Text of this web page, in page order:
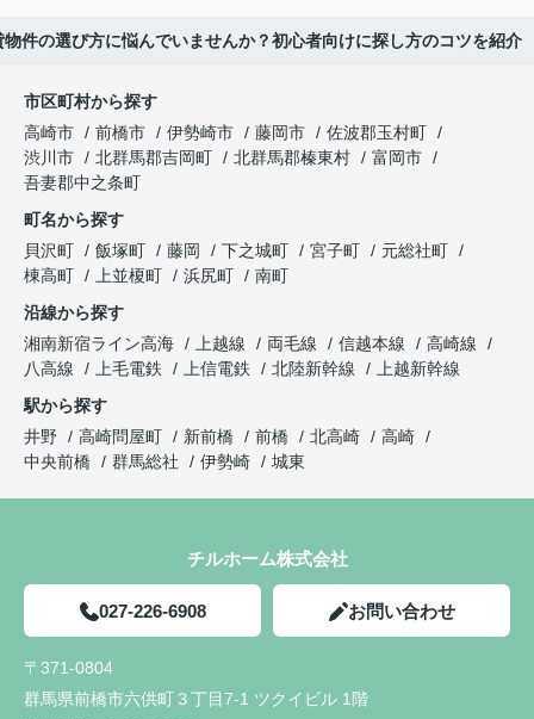
件の選び方に悩んでいませんか？初心者向けに探し方のコツを紹介
市区町村から探す
高崎市
前橋市 伊勢崎市 藤岡市
佐波郡玉村町
渋川市
北群馬郡吉岡町 北群馬郡榛東村
富岡市
吾妻郡中之条町
町名から探す
貝沢町
飯塚町 藤岡 下之城町 宮子町
元総社町
棟高町
上並榎町 浜尻町
南町
沿線から探す
湘南新宿ライン高海
上越線 両毛線 信越本線
高崎線
八高線
上毛電鉄 上信電鉄 北陸新幹線
上越新幹線
駅から探す
井野
高崎問屋町 新前橋 前橋 北高崎
高崎
中央前橋
群馬総社 伊勢崎 城東
チルホーム株式会社
027-226-6908 お問い合わせ
〒371-0804
群馬県前橋市六供町３丁目7-1 ツクイビル 1階